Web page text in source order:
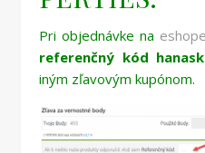
Pri objednávke na
referenčný kód
iným zľavovým kupónom.